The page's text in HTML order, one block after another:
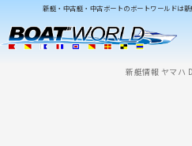
新艇・中古艇・中古ボートのボートワールドは
新艇情報 ヤマハ